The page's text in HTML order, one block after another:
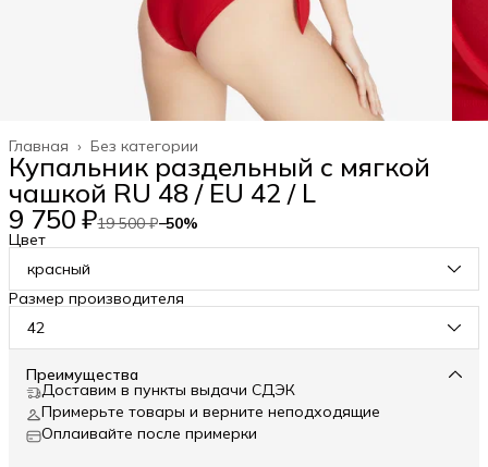
Без категории
Главная ›
Купальник раздельный с мягкой
чашкой RU 48 / EU 42 / L
9 750 ₽19 500 ₽−50%
Цвет
красный
Размер производителя
42
Преимущества
Доставим в пункты выдачи СДЭК
Примерьте товары и верните неподходящие
Оплаивайте после примерки